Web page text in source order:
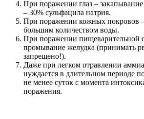
При поражении глаз –
– 30% сульфацила натрия.
При поражении кожных покровов
большим количеством воды.
При поражении пищеварительной
промывание желудка (принимать
запрещено!).
Даже при легком отравлении
нуждается в длительном периоде
не менее суток с момента
поражения.